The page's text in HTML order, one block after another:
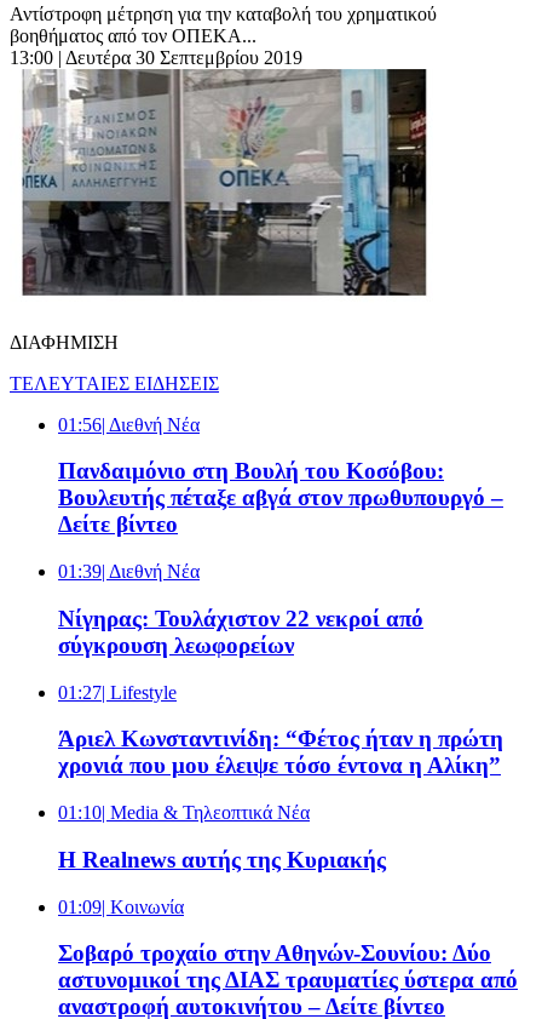
Αντίστροφη μέτρηση για την καταβολή του χρηματικού
βοηθήματος από τον ΟΠΕΚΑ...
13:00 | Δευτέρα 30 Σεπτεμβρίου 2019
ΔΙΑΦΗΜΙΣΗ
ΤΕΛΕΥΤΑΙΕΣ ΕΙΔΗΣΕΙΣ
01:56| Διεθνή Νέα
Πανδαιμόνιο στη Βουλή του Κοσόβου:
Βουλευτής πέταξε αβγά στον πρωθυπουργό –
Δείτε βίντεο
01:39| Διεθνή Νέα
Νίγηρας: Τουλάχιστον 22 νεκροί από
σύγκρουση λεωφορείων
01:27| Lifestyle
Άριελ Κωνσταντινίδη: “Φέτος ήταν η πρώτη
χρονιά που μου έλειψε τόσο έντονα η Αλίκη”
01:10| Media & Τηλεοπτικά Νέα
Η Realnews αυτής της Κυριακής
01:09| Κοινωνία
Σοβαρό τροχαίο στην Αθηνών-Σουνίου: Δύο
αστυνομικοί της ΔΙΑΣ τραυματίες ύστερα από
αναστροφή αυτοκινήτου – Δείτε βίντεο